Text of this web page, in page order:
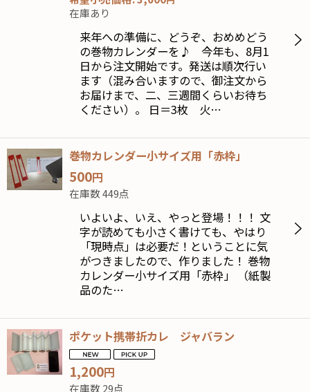
在庫あり
来年への準備に、どうぞ、おめめどう
の巻物カレンダーを♪ 今年も、8月1
日から注文開始です。発送は順次行い
ます（混み合いますので、御注文から
お届けまで、二、三週間くらいお待ち
ください）。 日＝3枚 火…
巻物カレンダー小サイズ用「赤枠」
500円
在庫数 449点
いよいよ、いえ、やっと登場！！！ 文
字が読めても小さく書けても、やはり
「現時点」は必要だ！ということに気
がつきましたので、作りました！ 巻物
カレンダー小サイズ用「赤枠」 （紙製
品のた…
ポケット携帯折カレ ジャバラン
1,200円
在庫数 29点